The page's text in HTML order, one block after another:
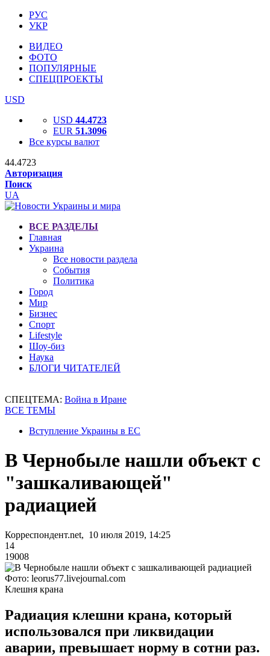
РУС
УКР
ВИДЕО
ФОТО
ПОПУЛЯРНЫЕ
СПЕЦПРОЕКТЫ
USD
USD 44.4723
EUR 51.3096
Все курсы валют
44.4723
Авторизация
Поиск
UA
ВСЕ РАЗДЕЛЫ
Главная
Украина
Все новости раздела
События
Политика
Город
Мир
Бизнес
Спорт
Lifestyle
Шоу-биз
Наука
БЛОГИ ЧИТАТЕЛЕЙ
СПЕЦТЕМА: Война в Иране
ВСЕ ТЕМЫ
Вступление Украины в ЕС
В Чернобыле нашли объект с
"зашкаливающей"
радиацией
Корреспондент.net, 10 июля 2019, 14:25
14
19008
Фото: leorus77.livejournal.com
Клешня крана
Радиация клешни крана, который
использовался при ликвидации
аварии, превышает норму в сотни раз.